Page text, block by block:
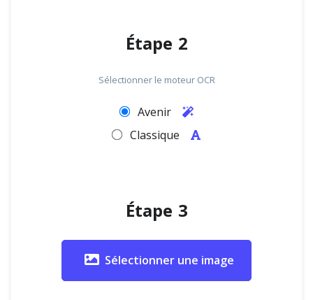
Étape 2
Sélectionner le moteur OCR
Avenir
Classique
Étape 3
Sélectionner une image